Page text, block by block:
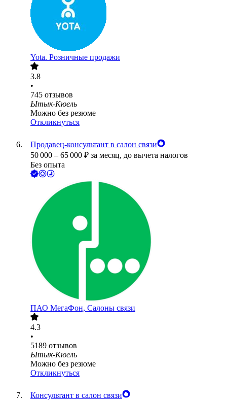
Yota. Розничные продажи
3.8
•
745 отзывов
Ытык-Кюель
Можно без резюме
Откликнуться
Продавец-консультант в салон связи
50 000 – 65 000 ₽ за месяц, до вычета налогов
Без опыта
ПАО МегаФон, Салоны связи
4.3
•
5189 отзывов
Ытык-Кюель
Можно без резюме
Откликнуться
Консультант в салон связи